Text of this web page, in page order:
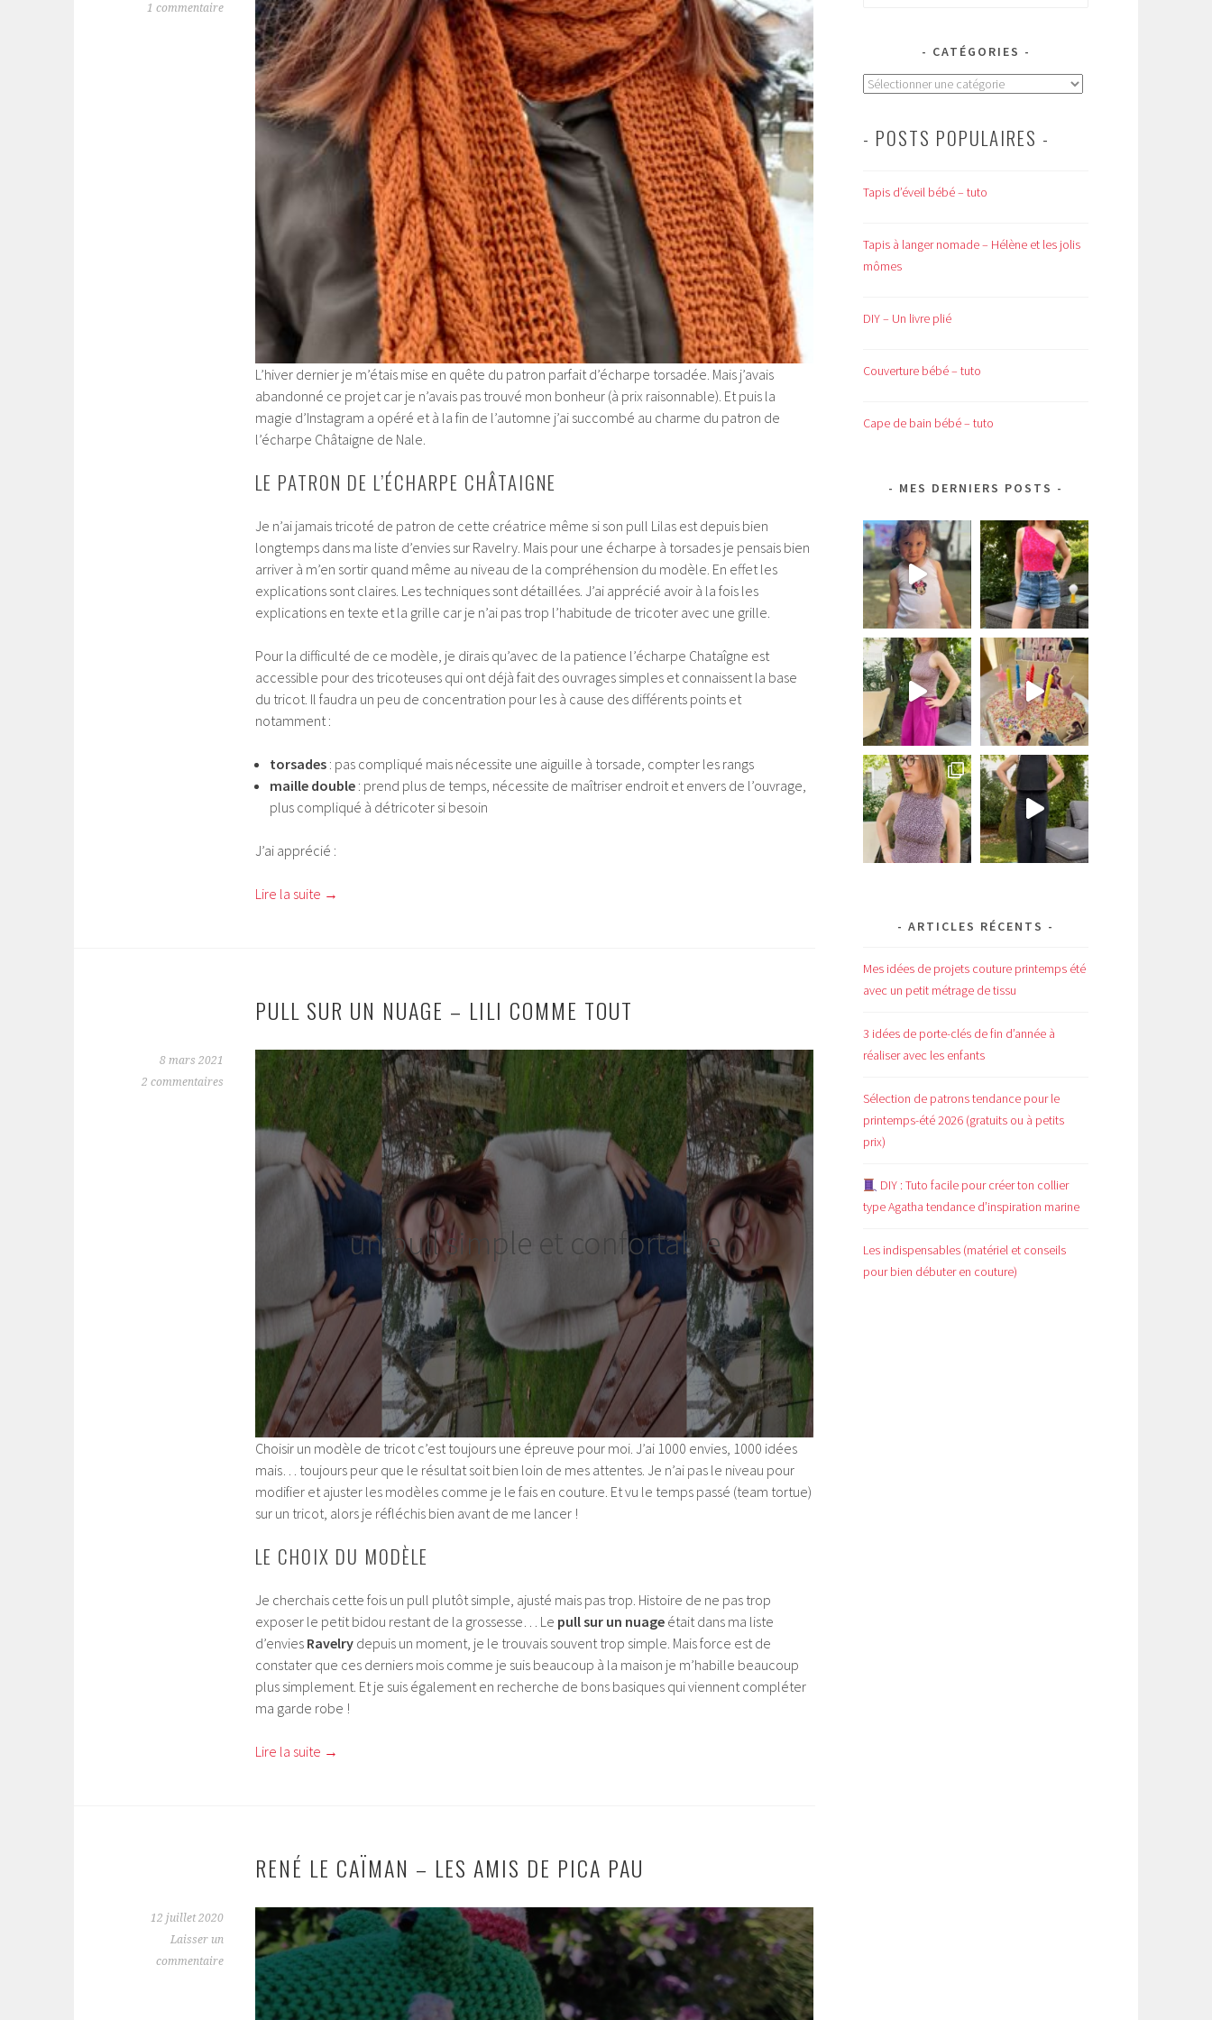
1 commentaire
L’hiver dernier je m’étais mise en quête du patron parfait d’écharpe torsadée. Mais j’avais
abandonné ce projet car je n’avais pas trouvé mon bonheur (à prix raisonnable). Et puis la
magie d’Instagram a opéré et à la fin de l’automne j’ai succombé au charme du patron de
l’écharpe Châtaigne de Nale.
LE PATRON DE L’ÉCHARPE CHÂTAIGNE
Je n’ai jamais tricoté de patron de cette créatrice même si son pull Lilas est depuis bien
longtemps dans ma liste d’envies sur Ravelry. Mais pour une écharpe à torsades je pensais bien
arriver à m’en sortir quand même au niveau de la compréhension du modèle. En effet les
explications sont claires. Les techniques sont détaillées. J’ai apprécié avoir à la fois les
explications en texte et la grille car je n’ai pas trop l’habitude de tricoter avec une grille.
Pour la difficulté de ce modèle, je dirais qu’avec de la patience l’écharpe Chataîgne est
accessible pour des tricoteuses qui ont déjà fait des ouvrages simples et connaissent la base
du tricot. Il faudra un peu de concentration pour les à cause des différents points et
notamment :
torsades : pas compliqué mais nécessite une aiguille à torsade, compter les rangs
maille double : prend plus de temps, nécessite de maîtriser endroit et envers de l’ouvrage,
plus compliqué à détricoter si besoin
J’ai apprécié :
Lire la suite →
PULL SUR UN NUAGE – LILI COMME TOUT
8 mars 2021
2 commentaires
un pull simple et confortable
Choisir un modèle de tricot c’est toujours une épreuve pour moi. J’ai 1000 envies, 1000 idées
mais… toujours peur que le résultat soit bien loin de mes attentes. Je n’ai pas le niveau pour
modifier et ajuster les modèles comme je le fais en couture. Et vu le temps passé (team tortue)
sur un tricot, alors je réfléchis bien avant de me lancer !
LE CHOIX DU MODÈLE
Je cherchais cette fois un pull plutôt simple, ajusté mais pas trop. Histoire de ne pas trop
exposer le petit bidou restant de la grossesse… Le pull sur un nuage était dans ma liste
d’envies Ravelry depuis un moment, je le trouvais souvent trop simple. Mais force est de
constater que ces derniers mois comme je suis beaucoup à la maison je m’habille beaucoup
plus simplement. Et je suis également en recherche de bons basiques qui viennent compléter
ma garde robe !
Lire la suite →
RENÉ LE CAÏMAN – LES AMIS DE PICA PAU
12 juillet 2020
Laisser un
commentaire
CATÉGORIES
Catégories
- POSTS POPULAIRES -
Tapis d’éveil bébé – tuto
Tapis à langer nomade – Hélène et les jolis
mômes
DIY – Un livre plié
Couverture bébé – tuto
Cape de bain bébé – tuto
MES DERNIERS POSTS
ARTICLES RÉCENTS
Mes idées de projets couture printemps été
avec un petit métrage de tissu
3 idées de porte-clés de fin d’année à
réaliser avec les enfants
Sélection de patrons tendance pour le
printemps-été 2026 (gratuits ou à petits
prix)
DIY : Tuto facile pour créer ton collier
type Agatha tendance d’inspiration marine
Les indispensables (matériel et conseils
pour bien débuter en couture)